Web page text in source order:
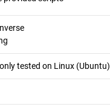
tested on Linux (Ubuntu)